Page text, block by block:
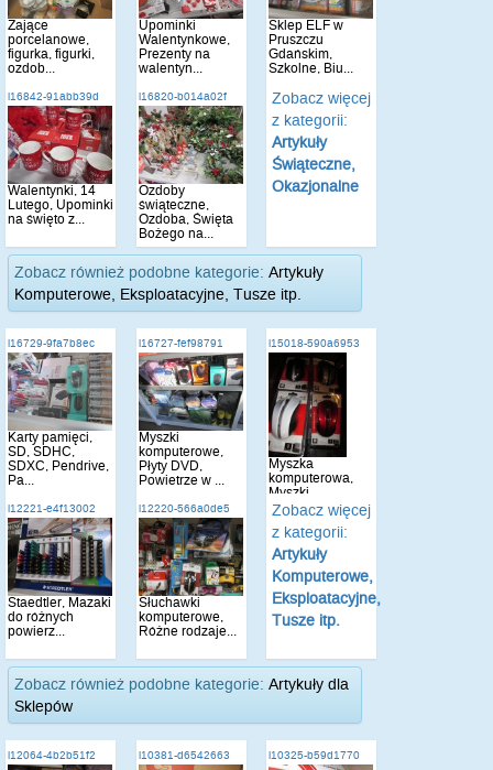
Zające
porcelanowe,
figurka, figurki,
ozdob...
Upominki
Walentynkowe,
Prezenty na
walentyn...
Sklep ELF w
Pruszczu
Gdańskim,
Szkolne, Biu...
i16842-91abb39d
Walentynki, 14
Lutego, Upominki
na święto z...
i16820-b014a02f
Ozdoby
świąteczne,
Ozdoba, Święta
Bożego na...
Zobacz więcej
z kategorii:
Artykuły
Świąteczne,
Okazjonalne
Zobacz również podobne kategorie: Artykuły
Komputerowe, Eksploatacyjne, Tusze itp.
i16729-9fa7b8ec
Karty pamięci,
SD, SDHC,
SDXC, Pendrive,
Pa...
i16727-fef98791
Myszki
komputerowe,
Płyty DVD,
Powietrze w ...
i15018-590a6953
Myszka
komputerowa,
Myszki
komputerowe
i12221-e4f13002
Staedtler, Mazaki
do różnych
powierz...
i12220-566a0de5
Słuchawki
komputerowe,
Różne rodzaje...
Zobacz więcej
z kategorii:
Artykuły
Komputerowe,
Eksploatacyjne,
Tusze itp.
Zobacz również podobne kategorie: Artykuły dla
Sklepów
i12064-4b2b51f2 i10381-d6542663 i10325-b59d1770